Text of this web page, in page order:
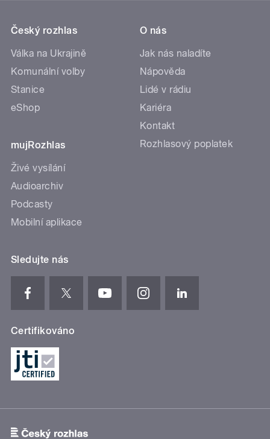
Český rozhlas
Válka na Ukrajině
Komunální volby
Stanice
eShop
mujRozhlas
Živé vysílání
Audioarchiv
Podcasty
Mobilní aplikace
O nás
Jak nás naladíte
Nápověda
Lidé v rádiu
Kariéra
Kontakt
Rozhlasový poplatek
Sledujte nás
Certifikováno